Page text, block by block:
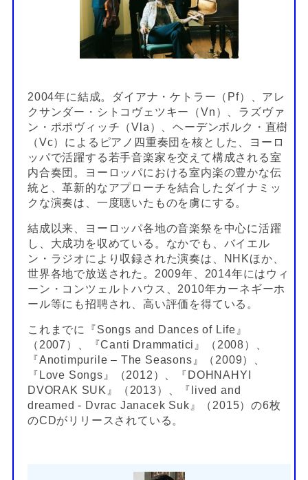
2004年に結成。ダイアナ・ケトラー（Pf）、アレ
クサンダー・シトコヴェツキー（Vn）、ラズヴァ
ン・ポポヴィッチ（Vla）、ヘーデンボルク・直樹
（Vc）によるピアノ四重奏団を核とした、ヨーロ
ッパで活躍する若手音楽家を交えて構成される室
内合奏団。ヨーロッパにおける室内楽の豊かな伝
統と、革新的なアプローチを結合したダイナミッ
クな演奏は、一度聴いたものを虜にする。
結成以来、ヨーロッパ各地の音楽祭を中心に活躍
し、大成功を収めている。なかでも、バイエル
ン・ラジオにより収録された演奏は、NHKほか、
世界各地で放送された。2009年、2014年にはウィ
ーン・コンツェルトハウス、2010年カーネギーホ
ール等にも招聘され、高い評価を得ている。
これまでに『Songs and Dances of Life』
（2007）、『Canti Drammatici』（2008）、
『Anotimpurile – The Seasons』（2009）、
『Love Songs』（2012）、『DOHNAHYI
DVORAK SUK』（2013）、『lived and
dreamed - Dvrac Janacek Suk』（2015）の6枚
のCDがリリースされている。